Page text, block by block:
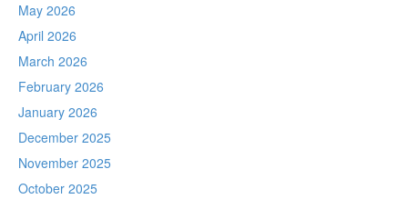
May 2026
April 2026
March 2026
February 2026
January 2026
December 2025
November 2025
October 2025